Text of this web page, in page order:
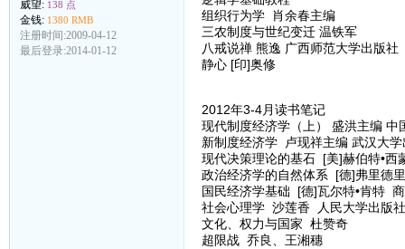
威望: 138 点
金钱: 1380 RMB
注册时间:2009-04-12
最后登录:2014-01-12
组织行为学 肖余春主编
三农制度与世纪变迁 温铁军
八戒说禅 熊逸 广西师范大学出版社
静心 [印]奥修
2012年3-4月读书笔记
现代制度经济学（上） 盛洪主编 中
新制度经济学 卢现祥主编 武汉大学
现代决策理论的基石 [美]赫伯特•西
政治经济学的自然体系 [德]弗里德
国民经济学基础 [德]瓦尔特•肯特
社会心理学 沙莲香 人民大学出版社
文化、权力与国家 杜赞奇
超限战 乔良、王湘穗